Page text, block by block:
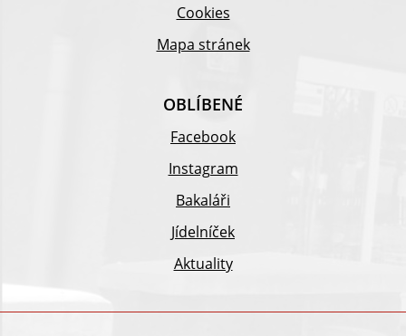
Cookies
Mapa stránek
OBLÍBENÉ
Facebook
Instagram
Bakaláři
Jídelníček
Aktuality